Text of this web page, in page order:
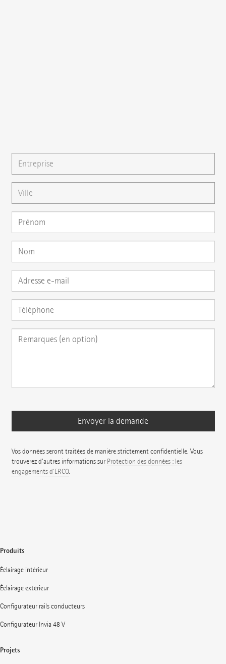
Vos données seront traitées de manière strictement confidentielle. Vous
trouverez d'autres informations sur Protection des données : les
engagements d'ERCO.
Produits
Éclairage intérieur
Éclairage extérieur
Configurateur rails conducteurs
Configurateur Invia 48 V
Projets